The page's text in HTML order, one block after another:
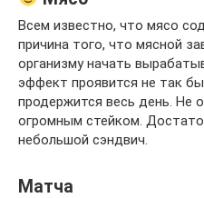
Всем известно, что мясо
причина того, что мясной
организму начать
эффект проявится не так
продержится весь день. Не
огромным стейком.
небольшой сэндвич.
Матча